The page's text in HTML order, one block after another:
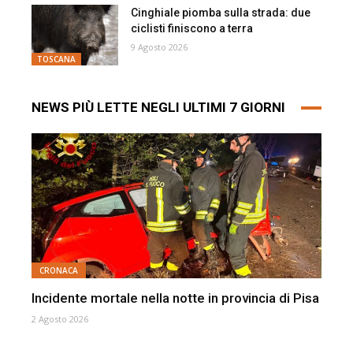
TOSCANA
Cinghiale piomba sulla strada: due
ciclisti finiscono a terra
9 Agosto 2026
NEWS PIÙ LETTE NEGLI ULTIMI 7 GIORNI
CRONACA
Incidente mortale nella notte in provincia di Pisa
2 Agosto 2026